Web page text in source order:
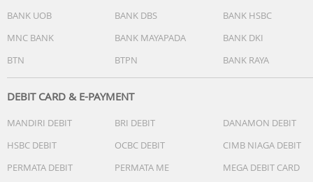
BANK UOB
BANK DBS
BANK HSBC
MNC BANK
BANK MAYAPADA
BANK DKI
BTN
BTPN BANK RAYA
DEBIT CARD & E-PAYMENT
MANDIRI DEBIT BRI DEBIT
DANAMON DEBIT
HSBC DEBIT
OCBC DEBIT
CIMB NIAGA DEBIT
PERMATA DEBIT
PERMATA ME
MEGA DEBIT CARD